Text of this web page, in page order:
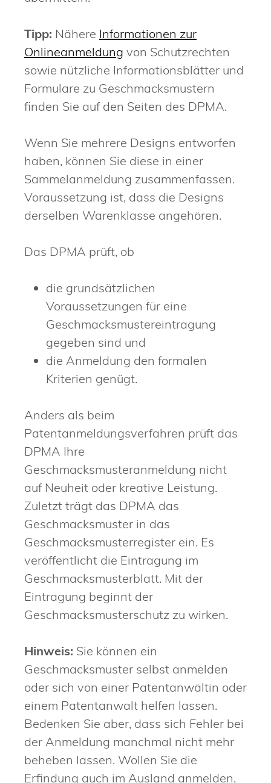
Tipp: Nähere Informationen zur
Onlineanmeldung von Schutzrechten
sowie nützliche Informationsblätter und
Formulare zu Geschmacksmustern
finden Sie auf den Seiten des DPMA.
Wenn Sie mehrere Designs entworfen
haben, können Sie diese in einer
Sammelanmeldung zusammenfassen.
Voraussetzung ist, dass die Designs
derselben Warenklasse angehören.
Das DPMA prüft, ob
die grundsätzlichen
Voraussetzungen für eine
Geschmacksmustereintragung
gegeben sind und
die Anmeldung den formalen
Kriterien genügt.
Anders als beim
Patentanmeldungsverfahren prüft das
DPMA Ihre
Geschmacksmusteranmeldung nicht
auf Neuheit oder kreative Leistung.
Zuletzt trägt das DPMA das
Geschmacksmuster in das
Geschmacksmusterregister ein. Es
veröffentlicht die Eintragung im
Geschmacksmusterblatt. Mit der
Eintragung beginnt der
Geschmacksmusterschutz zu wirken.
Hinweis: Sie können ein
Geschmacksmuster selbst anmelden
oder sich von einer Patentanwältin oder
einem Patentanwalt helfen lassen.
Bedenken Sie aber, dass sich Fehler bei
der Anmeldung manchmal nicht mehr
beheben lassen. Wollen Sie die
Erfindung auch im Ausland anmelden,